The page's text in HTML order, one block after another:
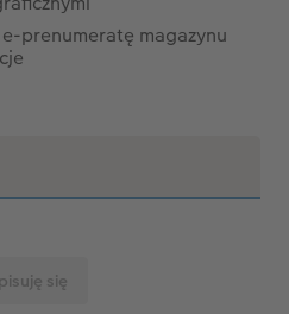
prenumeratę magazynu